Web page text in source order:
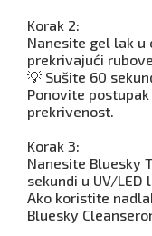
Korak 2:
Nanesite gel lak u
prekrivajući
💡 Sušite 60
Ponovite
prekrivenost.
Korak 3:
Nanesite Bluesky
sekundi u UV/LED
Ako koristite
Bluesky